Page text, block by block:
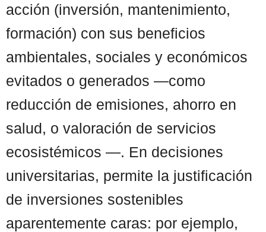
acción (inversión, mantenimiento,
formación) con sus beneficios
ambientales, sociales y económicos
evitados o generados —como
reducción de emisiones, ahorro en
salud, o valoración de servicios
ecosistémicos —. En decisiones
universitarias, permite la justificación
de inversiones sostenibles
aparentemente caras: por ejemplo,